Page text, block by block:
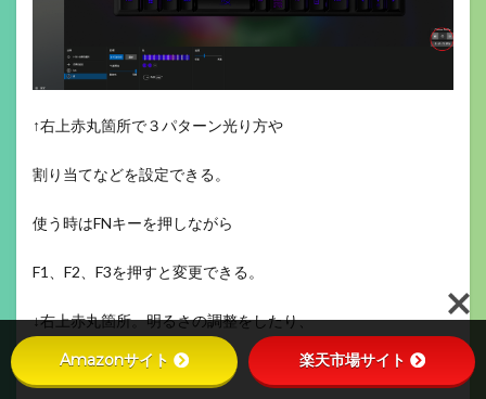
↑右上赤丸箇所で３パターン光り方や
割り当てなどを設定できる。
使う時はFNキーを押しながら
F1、F2、F3を押すと変更できる。
↓右上赤丸箇所。明るさの調整をしたり、
ゲームモードでキーを
Amazonサイト 楽天市場サイト